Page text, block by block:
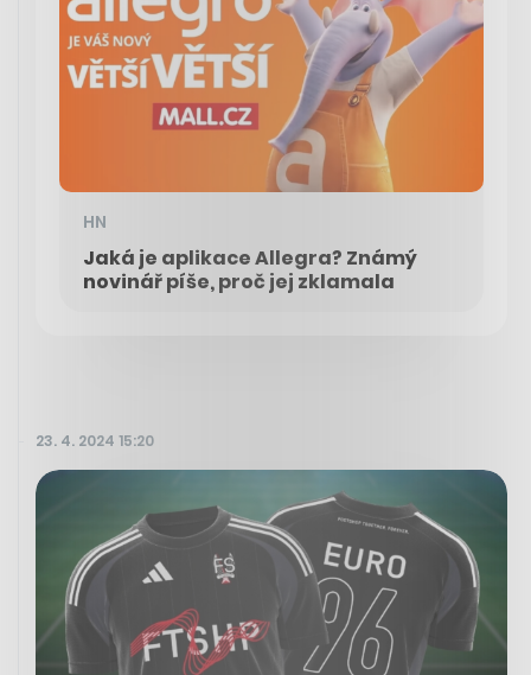
HN
Jaká je aplikace Allegra? Známý
novinář píše, proč jej zklamala
23. 4. 2024 15:20